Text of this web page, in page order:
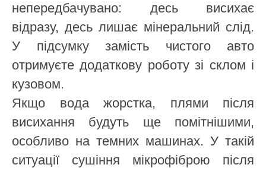
непередбачувано: десь висихає
відразу, десь лишає мінеральний слід.
У підсумку замість чистого авто
отримуєте додаткову роботу зі склом і
кузовом.
Якщо вода жорстка, плями після
висихання будуть ще помітнішими,
особливо на темних машинах. У такій
ситуації сушіння мікрофіброю після